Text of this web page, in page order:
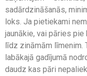
sadārdzināšanās,
loks. Ja pietiekami
jaunākie, vai pāries
līdz zināmām līmenim.
labākajā gadījumā
daudz kas pāri